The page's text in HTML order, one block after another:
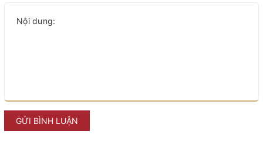
GỬI BÌNH LUẬN